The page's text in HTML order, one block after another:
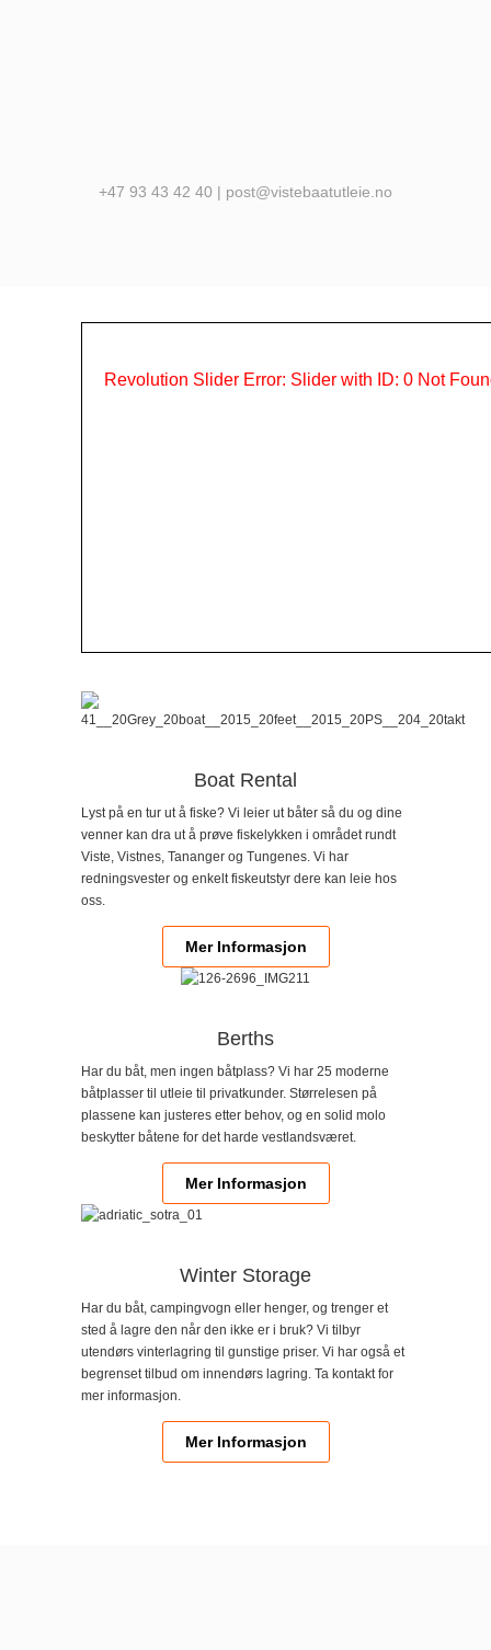
+47 93 43 42 40 | post@vistebaatutleie.no
Revolution Slider Error: Slider with ID: 0 Not
Boat Rental
Lyst på en tur ut å fiske? Vi leier ut båter så du og dine
venner kan dra ut å prøve fiskelykken i området rundt
Viste, Vistnes, Tananger og Tungenes. Vi har
redningsvester og enkelt fiskeutstyr dere kan leie hos
oss.
Mer Informasjon
Berths
Har du båt, men ingen båtplass? Vi har 25 moderne
båtplasser til utleie til privatkunder. Størrelesen på
plassene kan justeres etter behov, og en solid molo
beskytter båtene for det harde vestlandsværet.
Mer Informasjon
Winter Storage
Har du båt, campingvogn eller henger, og trenger et
sted å lagre den når den ikke er i bruk? Vi tilbyr
utendørs vinterlagring til gunstige priser. Vi har også et
begrenset tilbud om innendørs lagring. Ta kontakt for
mer informasjon.
Mer Informasjon